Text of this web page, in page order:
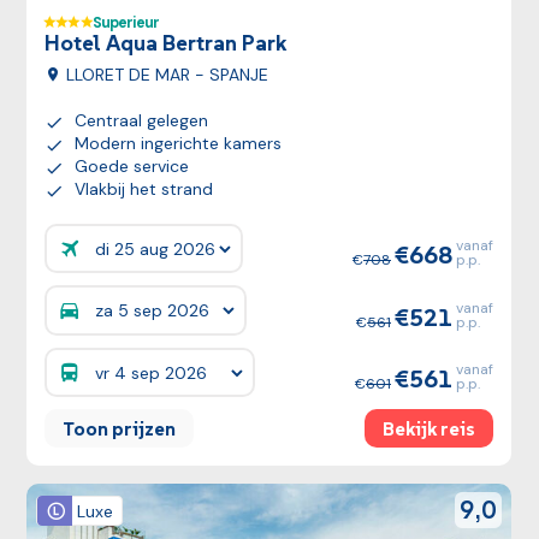
Superieur
Hotel Aqua Bertran Park
LLORET DE MAR - SPANJE
Centraal gelegen
Modern ingerichte kamers
Goede service
Vlakbij het strand
Prijzen: 708 668vanaf
p.p.
Prijzen: 561 521 vanaf
p.p.
Prijzen: 601 561 vanaf
p.p.
Toon prijzen Bekijk reis
Luxe 9,0
Bekijk reis